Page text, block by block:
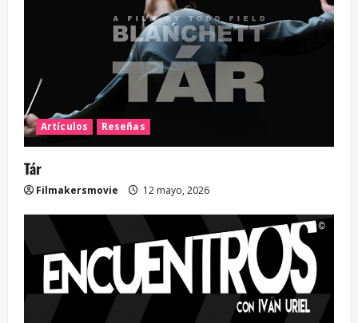
Artículos Reseñas
Tár
Filmakersmovie 12 mayo, 2026